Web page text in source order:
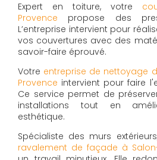
Expert en toiture, votre
Provence propose des
L’entreprise intervient pour
vos couvertures avec des
savoir-faire éprouvé.
Votre entreprise de nettoyage
Provence intervient pour faire
Ce service permet de
installations tout en
esthétique.
Spécialiste des murs
ravalement de façade à